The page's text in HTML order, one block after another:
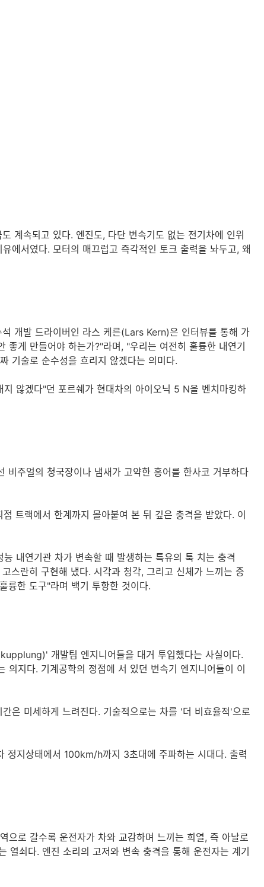
계속되고 있다. 엔진도, 다단 변속기도 없는 전기차에 인위
에서였다. 모터의 매끄럽고 즉각적인 토크 출력을 놔두고, 왜
개발 드라이버인 라스 케른(Lars Kern)은 인터뷰를 통해 가
게 만들어야 하는가?"라며, "우리는 여전히 훌륭한 내연기
기술로 순수성을 흐리지 않겠다는 의미다.
않겠다"던 포르쉐가 현대차의 아이오닉 5 N을 벤치마킹하
주얼의 청국장이나 냄새가 고약한 홍어를 한사코 거부하다
트랙에서 한계까지 몰아붙여 본 뒤 깊은 충격을 받았다. 이
내연기관 차가 변속할 때 발생하는 특유의 툭 치는 충격
스란히 구현해 냈다. 시각과 청각, 그리고 신체가 느끼는 중
륭한 도구"라며 백기 투항한 것이다.
개발팀 엔지니어들을 대거 투입했다는 사실이다.
지다. 기계공학의 정점에 서 있던 변속기 엔지니어들이 이
은 미세하게 느려진다. 기술적으로는 차를 '더 비효율적'으로
정지상태에서 100km/h까지 3초대에 주파하는 시대다. 출력
으로 갈수록 운전자가 차와 교감하며 느끼는 희열, 즉 아날로
쇠다. 엔진 소리의 고저와 변속 충격을 통해 운전자는 계기